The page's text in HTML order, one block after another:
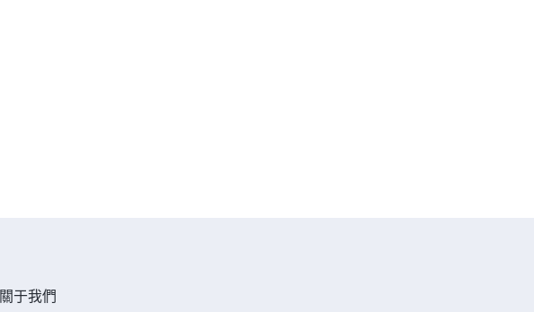
關于我們